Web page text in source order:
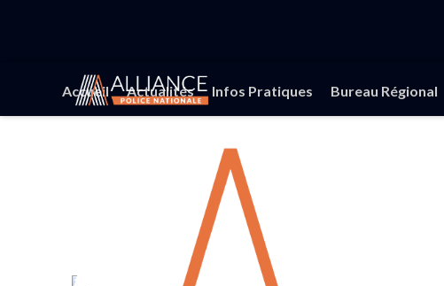
Accueil Actualités Infos Pratiques Bureau Régional